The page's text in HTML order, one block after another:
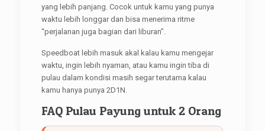
yang lebih panjang. Cocok untuk kamu yang punya
waktu lebih longgar dan bisa menerima ritme
“perjalanan juga bagian dari liburan”.
Speedboat lebih masuk akal kalau kamu mengejar
waktu, ingin lebih nyaman, atau kamu ingin tiba di
pulau dalam kondisi masih segar terutama kalau
kamu hanya punya 2D1N.
FAQ Pulau Payung untuk 2 Orang